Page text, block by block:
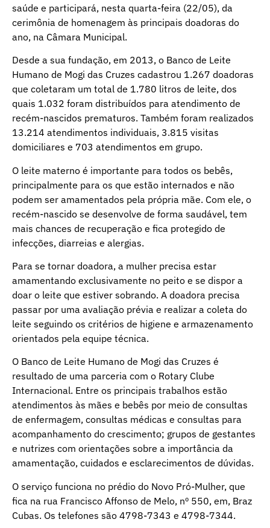
saúde e participará, nesta quarta-feira (22/05), da
cerimônia de homenagem às principais doadoras do
ano, na Câmara Municipal.
Desde a sua fundação, em 2013, o Banco de Leite
Humano de Mogi das Cruzes cadastrou 1.267 doadoras
que coletaram um total de 1.780 litros de leite, dos
quais 1.032 foram distribuídos para atendimento de
recém-nascidos prematuros. Também foram realizados
13.214 atendimentos individuais, 3.815 visitas
domiciliares e 703 atendimentos em grupo.
O leite materno é importante para todos os bebês,
principalmente para os que estão internados e não
podem ser amamentados pela própria mãe. Com ele, o
recém-nascido se desenvolve de forma saudável, tem
mais chances de recuperação e fica protegido de
infecções, diarreias e alergias.
Para se tornar doadora, a mulher precisa estar
amamentando exclusivamente no peito e se dispor a
doar o leite que estiver sobrando. A doadora precisa
passar por uma avaliação prévia e realizar a coleta do
leite seguindo os critérios de higiene e armazenamento
orientados pela equipe técnica.
O Banco de Leite Humano de Mogi das Cruzes é
resultado de uma parceria com o Rotary Clube
Internacional. Entre os principais trabalhos estão
atendimentos às mães e bebês por meio de consultas
de enfermagem, consultas médicas e consultas para
acompanhamento do crescimento; grupos de gestantes
e nutrizes com orientações sobre a importância da
amamentação, cuidados e esclarecimentos de dúvidas.
O serviço funciona no prédio do Novo Pró-Mulher, que
fica na rua Francisco Affonso de Melo, nº 550, em, Braz
Cubas. Os telefones são 4798-7343 e 4798-7344.